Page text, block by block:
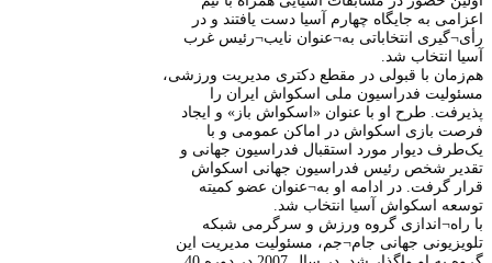
اعزامی به جایگاه چهارم آسیا دست یافتند و در
رأی¬گیری انتخاباتی به¬عنوان نایب¬رئیس غرب
آسیا انتخاب شد.
هم‌زمان با قبولی در مقطع دکتری مدیریت ورزشی،
مسئولیت فدراسیون ملی اسکواش ایران را
پذیرفت. طرح او با عنوان «اسکواش باز» و ایجاد
فرصت بازی اسکواش در اماکن عمومی و با
یک‌طرف دیوار مورد استقبال فدراسیون جهانی و
تقدیر شخص رئیس فدراسیون جهانی اسکواش
قرار گرفت. در ادامه او به¬عنوان عضو کمیته
توسعه اسکواش آسیا انتخاب شد.
با راه¬اندازی گروه ورزش و سرگرمی شبکه
تلویزیونی جهانی جام¬جم، مسئولیت مدیریت این